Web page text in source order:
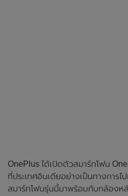
OnePlus ได้เปิดตัวสมาร์ทโฟน
ที่ประเทศอินเดียอย่างเป็นทางการไ
สมาร์ทโฟนรุ่นนี้มาพร้อมกับกล้องห